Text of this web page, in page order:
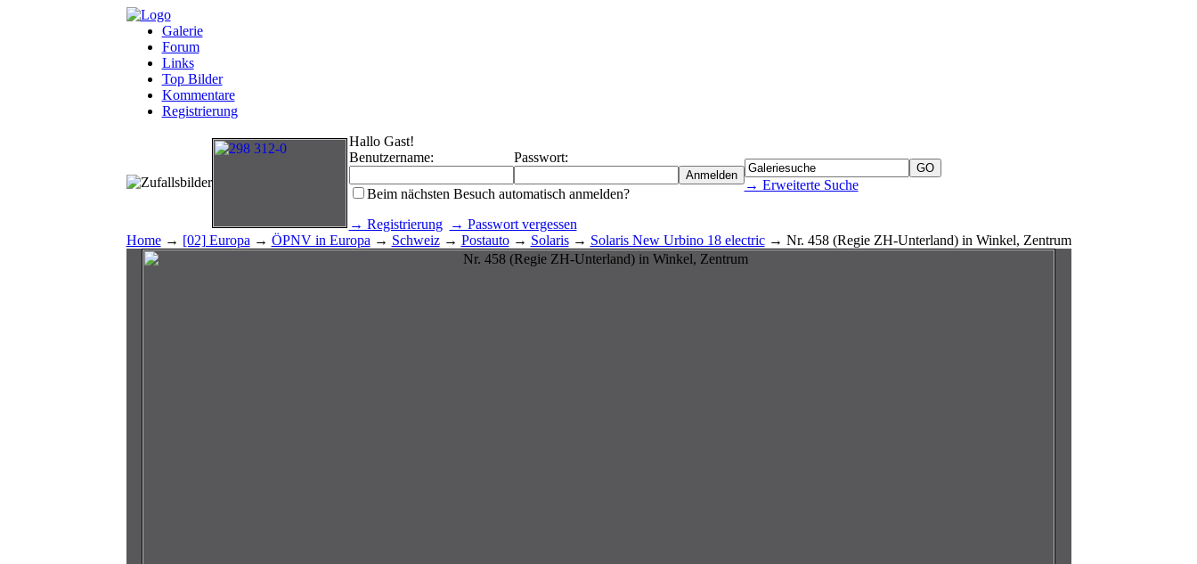
Galerie
Forum
Links
Top Bilder
Kommentare
Registrierung
Hallo Gast!
Benutzername:
Passwort:
Beim nächsten Besuch automatisch anmelden?
→ Registrierung
→ Passwort vergessen
→ Erweiterte Suche
Home→ [02] Europa → ÖPNV in Europa → Schweiz→ Postauto→ Solaris→ Solaris New Urbino 18 electric→ Nr. 458 (Regie ZH-Unterland) in Winkel, Zentrum